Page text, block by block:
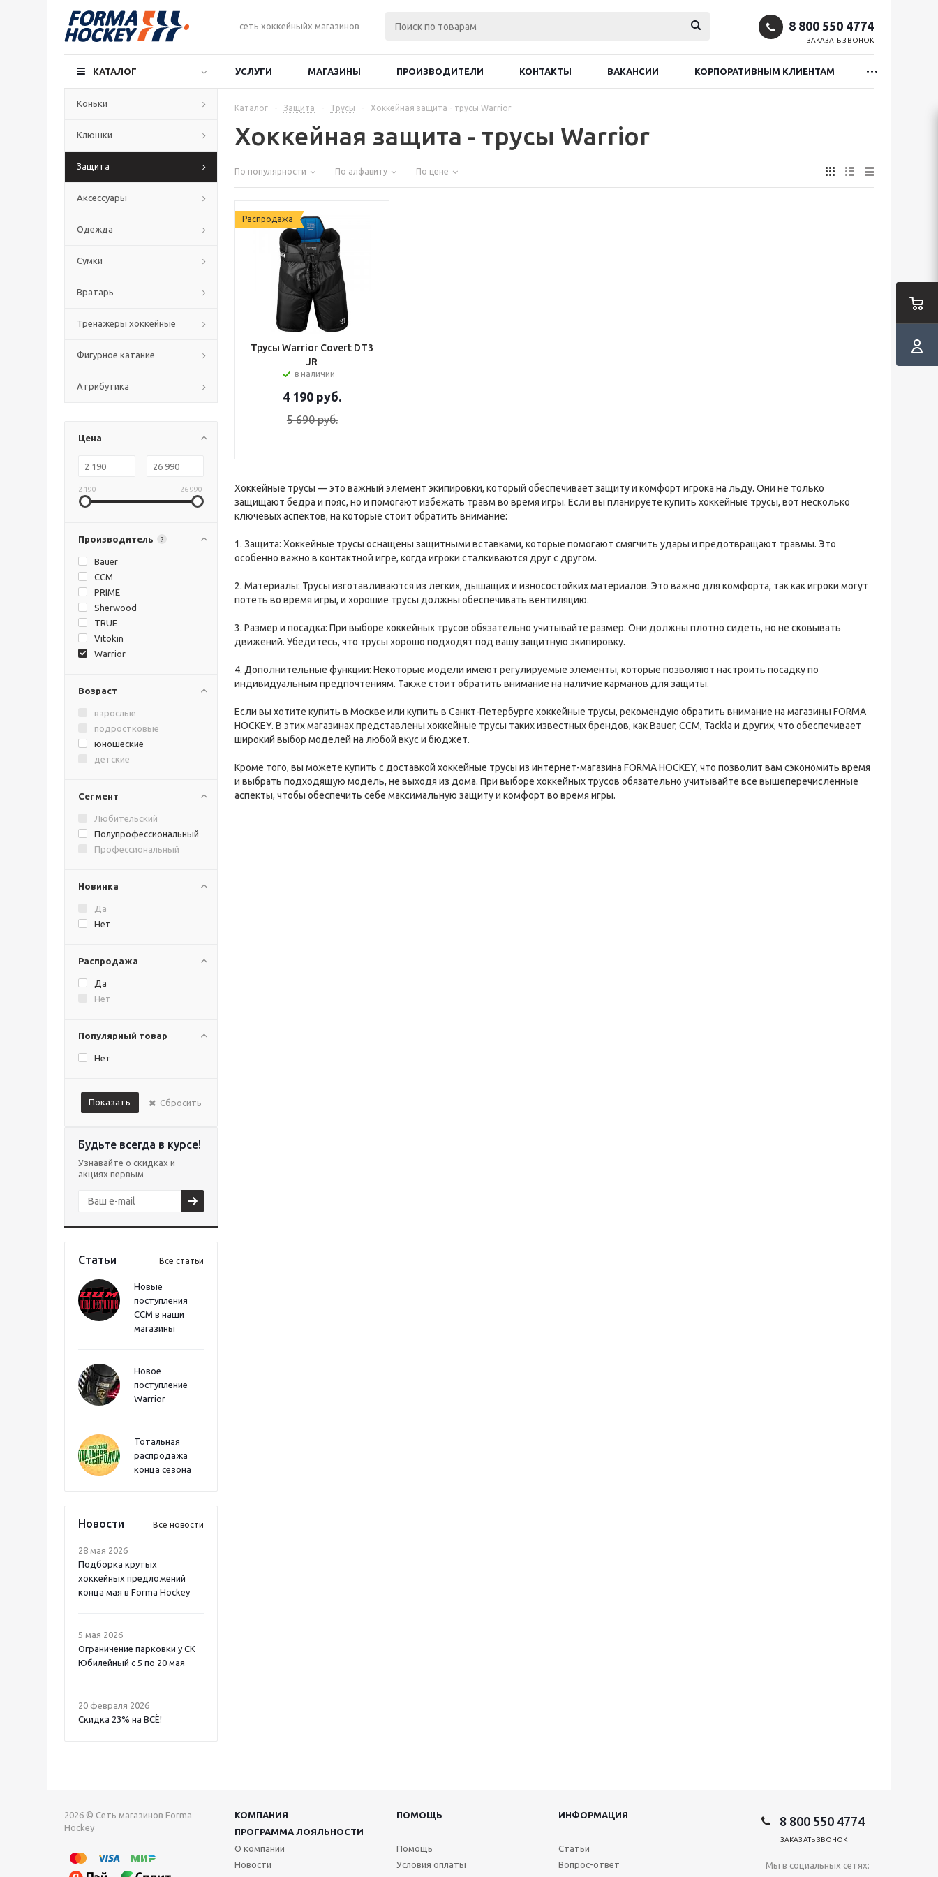
сеть хоккейныйх магазинов 8 800 550 4774
ЗАКАЗАТЬ ЗВОНОК
КАТАЛОГ УСЛУГИ МАГАЗИНЫ ПРОИЗВОДИТЕЛИ КОНТАКТЫ ВАКАНСИИ КОРПОРАТИВНЫМ КЛИЕНТАМ
Коньки
Клюшки
Защита
Аксессуары
Одежда
Сумки
Вратарь
Тренажеры хоккейные
Фигурное катание
Атрибутика
Цена
2 190 26 990
Производитель ?
Bauer
CCM
PRIME
Sherwood
TRUE
Vitokin
Warrior
Возраст
взрослые
подростковые
юношеские
детские
Сегмент
Любительский
Полупрофессиональный
Профессиональный
Новинка
Да
Нет
Распродажа
Да
Нет
Популярный товар
Нет
Показать Сбросить
Будьте всегда в курсе!
Узнавайте о скидках и
акциях первым
Статьи Все статьи
Новые
поступления
CCM в наши
магазины
Новое
поступление
Warrior
Тотальная
распродажа
конца сезона
Новости Все новости
28 мая 2026
Подборка крутых
хоккейных предложений
конца мая в Forma Hockey
5 мая 2026
Ограничение парковки у СК
Юбилейный с 5 по 20 мая
20 февраля 2026
Скидка 23% на ВСË!
Каталог - Защита - Трусы - Хоккейная защита - трусы Warrior
Хоккейная защита - трусы Warrior
По популярности По алфавиту По цене
Распродажа
Трусы Warrior Covert DT3
JR
в наличии
4 190 руб.
5 690руб.
Хоккейные трусы — это важный элемент экипировки, который обеспечивает защиту и комфорт игрока на льду. Они не только
защищают бедра и пояс, но и помогают избежать травм во время игры. Если вы планируете купить хоккейные трусы, вот несколько
ключевых аспектов, на которые стоит обратить внимание:
1. Защита: Хоккейные трусы оснащены защитными вставками, которые помогают смягчить удары и предотвращают травмы. Это
особенно важно в контактной игре, когда игроки сталкиваются друг с другом.
2. Материалы: Трусы изготавливаются из легких, дышащих и износостойких материалов. Это важно для комфорта, так как игроки могут
потеть во время игры, и хорошие трусы должны обеспечивать вентиляцию.
3. Размер и посадка: При выборе хоккейных трусов обязательно учитывайте размер. Они должны плотно сидеть, но не сковывать
движений. Убедитесь, что трусы хорошо подходят под вашу защитную экипировку.
4. Дополнительные функции: Некоторые модели имеют регулируемые элементы, которые позволяют настроить посадку по
индивидуальным предпочтениям. Также стоит обратить внимание на наличие карманов для защиты.
Если вы хотите купить в Москве или купить в Санкт-Петербурге хоккейные трусы, рекомендую обратить внимание на магазины FORMA
HOCKEY. В этих магазинах представлены хоккейные трусы таких известных брендов, как Bauer, CCM, Tackla и других, что обеспечивает
широкий выбор моделей на любой вкус и бюджет.
Кроме того, вы можете купить с доставкой хоккейные трусы из интернет-магазина FORMA HOCKEY, что позволит вам сэкономить время
и выбрать подходящую модель, не выходя из дома. При выборе хоккейных трусов обязательно учитывайте все вышеперечисленные
аспекты, чтобы обеспечить себе максимальную защиту и комфорт во время игры.
2026 © Сеть магазинов Forma
Hockey
КОМПАНИЯ ПОМОЩЬ
ИНФОРМАЦИЯ
ПРОГРАММА ЛОЯЛЬНОСТИ
О компании
Новости
Помощь
Условия оплаты
Статьи
Вопрос-ответ
8 800 550 4774
ЗАКАЗАТЬ ЗВОНОК
Мы в социальных сетях: